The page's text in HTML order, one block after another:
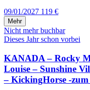
09/01/2027 119 €
Mehr
Nicht mehr buchbar
Dieses Jahr schon vorbei
KANADA – Rocky
Louise – Sunshine
– KickingHorse -